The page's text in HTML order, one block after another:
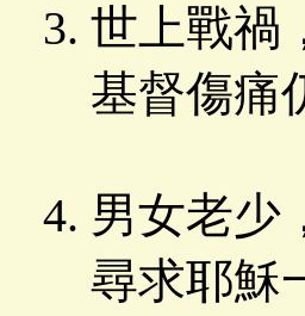
世上戰禍
基督傷痛
男女老少
尋求耶穌